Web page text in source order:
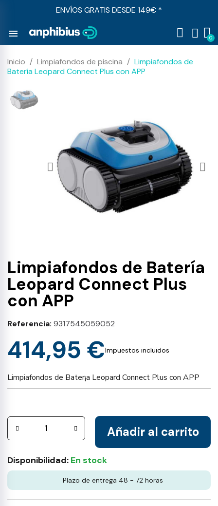
ENVÍOS GRATIS DESDE 149€ *
menu
Inicio Limpiafondos de piscina
Limpiafondos de
Batería Leopard Connect Plus con APP
Limpiafondos de Batería
Leopard Connect Plus
con APP
Referencia 9317545059052
414,95 €Impuestos incluidos
Limpiafondos de Bater¡a Leopard Connect Plus con APP
Añadir al carrito
Disponibilidad: En stock
Plazo de entrega 48 - 72 horas